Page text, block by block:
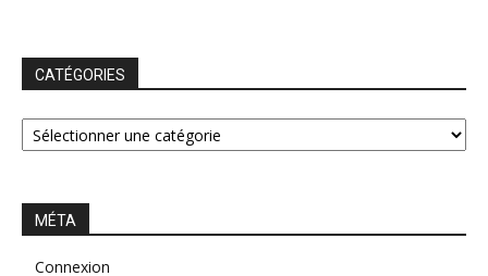
CATÉGORIES
CATÉGORIES
MÉTA
Connexion